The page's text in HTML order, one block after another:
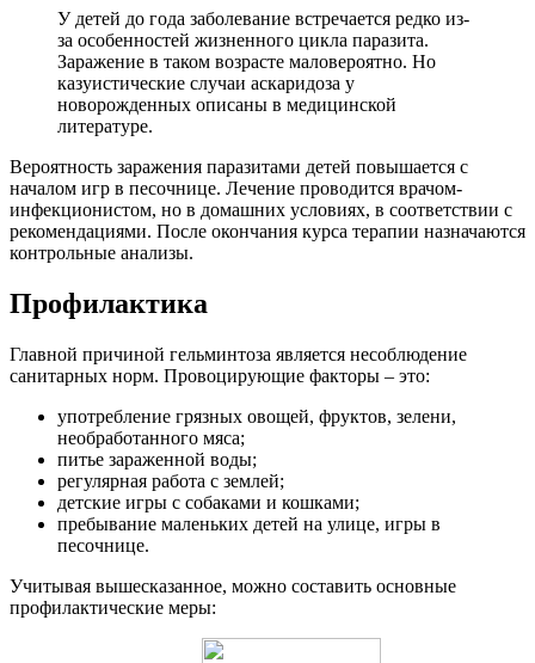
У детей до года заболевание встречается редко из-
за особенностей жизненного цикла паразита.
Заражение в таком возрасте маловероятно. Но
казуистические случаи аскаридоза у
новорожденных описаны в медицинской
литературе.
Вероятность заражения паразитами детей повышается с
началом игр в песочнице. Лечение проводится врачом-
инфекционистом, но в домашних условиях, в соответствии с
рекомендациями. После окончания курса терапии назначаются
контрольные анализы.
Профилактика
Главной причиной гельминтоза является несоблюдение
санитарных норм. Провоцирующие факторы – это:
употребление грязных овощей, фруктов, зелени,
необработанного мяса;
питье зараженной воды;
регулярная работа с землей;
детские игры с собаками и кошками;
пребывание маленьких детей на улице, игры в
песочнице.
Учитывая вышесказанное, можно составить основные
профилактические меры: